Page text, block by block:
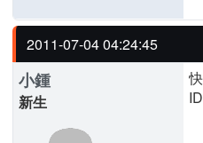
2011-07-04 04:24:45
小鍾
新生